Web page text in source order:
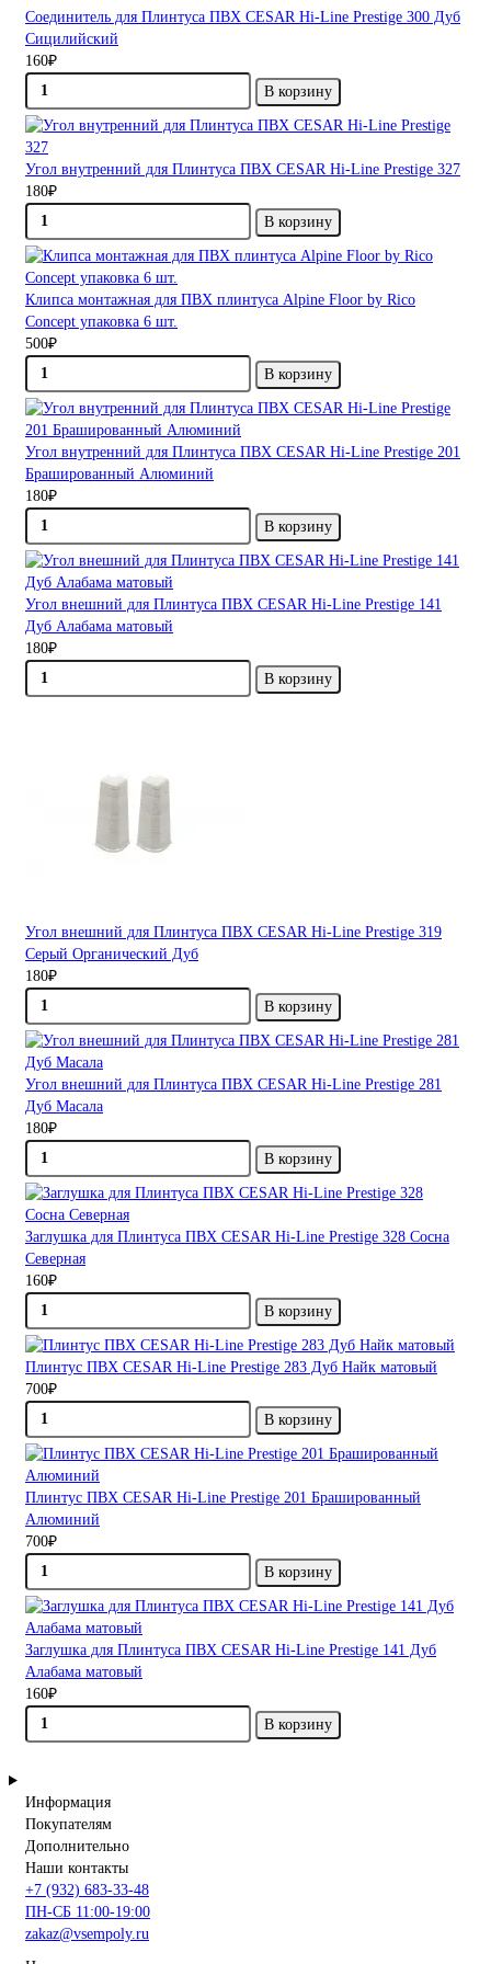
Соединитель для Плинтуса ПВХ CESAR Hi-Line Prestige 300 Дуб
Сицилийский
160₽
В корзину
Угол внутренний для Плинтуса ПВХ CESAR Hi-Line Prestige 327
180₽
В корзину
Клипса монтажная для ПВХ плинтуса Alpine Floor by Rico
Concept упаковка 6 шт.
500₽
В корзину
Угол внутренний для Плинтуса ПВХ CESAR Hi-Line Prestige 201
Брашированный Алюминий
180₽
В корзину
Угол внешний для Плинтуса ПВХ CESAR Hi-Line Prestige 141
Дуб Алабама матовый
180₽
В корзину
Угол внешний для Плинтуса ПВХ CESAR Hi-Line Prestige 319
Серый Органический Дуб
180₽
В корзину
Угол внешний для Плинтуса ПВХ CESAR Hi-Line Prestige 281
Дуб Масала
180₽
В корзину
Заглушка для Плинтуса ПВХ CESAR Hi-Line Prestige 328 Сосна
Северная
160₽
В корзину
Плинтус ПВХ CESAR Hi-Line Prestige 283 Дуб Найк матовый
700₽
В корзину
Плинтус ПВХ CESAR Hi-Line Prestige 201 Брашированный
Алюминий
700₽
В корзину
Заглушка для Плинтуса ПВХ CESAR Hi-Line Prestige 141 Дуб
Алабама матовый
160₽
В корзину
Информация
Покупателям
Дополнительно
Наши контакты
+7 (932) 683-33-48
ПН-СБ 11:00-19:00
zakaz@vsempoly.ru